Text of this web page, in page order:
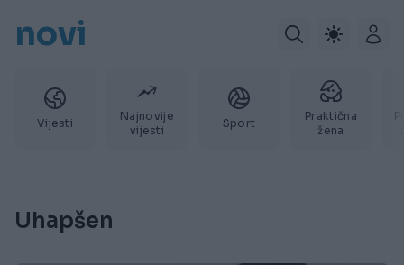
novi
Vijesti
Najnovije
vijesti
Sport
Praktična
žena
Uhapšen